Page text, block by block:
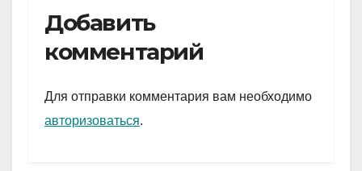
e
gr
a
m
er
s
A
p
и
Добавить
комментарий
Для отправки комментария вам необходимо
авторизоваться.